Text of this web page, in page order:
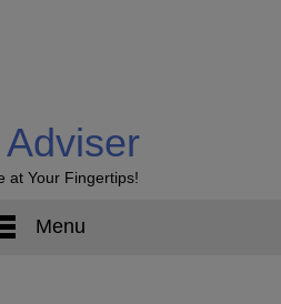
at Your Fingertips!
Menu